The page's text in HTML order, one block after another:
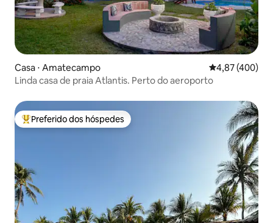
Casa ⋅ Amatecampo 4,87 de uma
4,87 (400)
Linda casa de praia Atlantis. Perto do aeroporto
Entre os melhores preferidos dos hóspedes
Preferido dos hóspedes